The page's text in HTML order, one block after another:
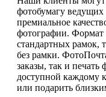
фотобумагу ведущих
премиальное
фотографии. Формат
стандартных рамок,
без рамки.
заказы, так и печать
доступной каждому
или подарить